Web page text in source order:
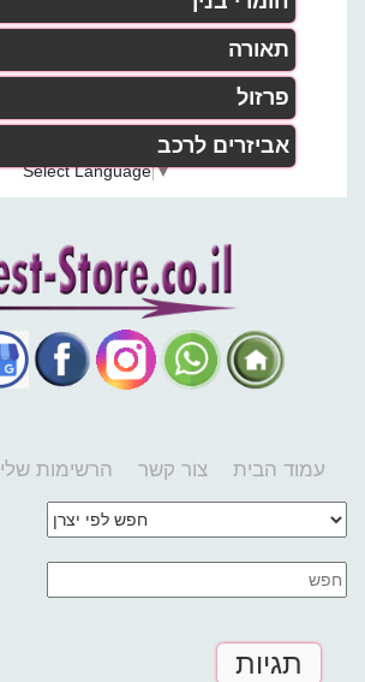
תאורה
פרזול
אביזרים לרכב
Select Language▼
הרשימות שלי עמוד הבית צור קשר
תגיות